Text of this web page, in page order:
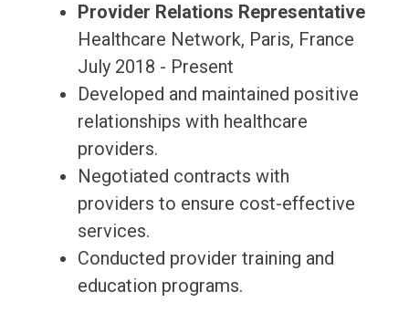
Provider Relations Representative
Healthcare Network, Paris, France
July 2018 - Present
Developed and maintained positive
relationships with healthcare
providers.
Negotiated contracts with
providers to ensure cost-effective
services.
Conducted provider training and
education programs.